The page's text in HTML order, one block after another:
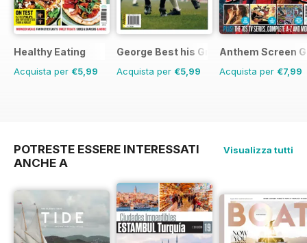
Healthy Eating
Acquista per €5,99
George Best his Greatest Matches
Acquista per €5,99
Anthem Screen
Acquista per €7,99
POTRESTE ESSERE INTERESSATI
ANCHE A
Visualizza tutti